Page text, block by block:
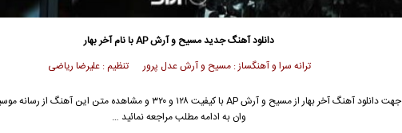
دانلود آهنگ جدیدمسیح وآرش AP
با نام آخر بهار
ترانه سرا و آهنگساز : مسیح و آرش عدل پرور تنظیم : علیرضا ریاضی
جهت دانلود آهنگ آخر بهار ازمسیح وآرش AP
با کیفیت ۱۲۸ و ۳۲۰ و مشاهده متن این آهنگ از
وان به ادامه مطلب مراجعه نمائید …